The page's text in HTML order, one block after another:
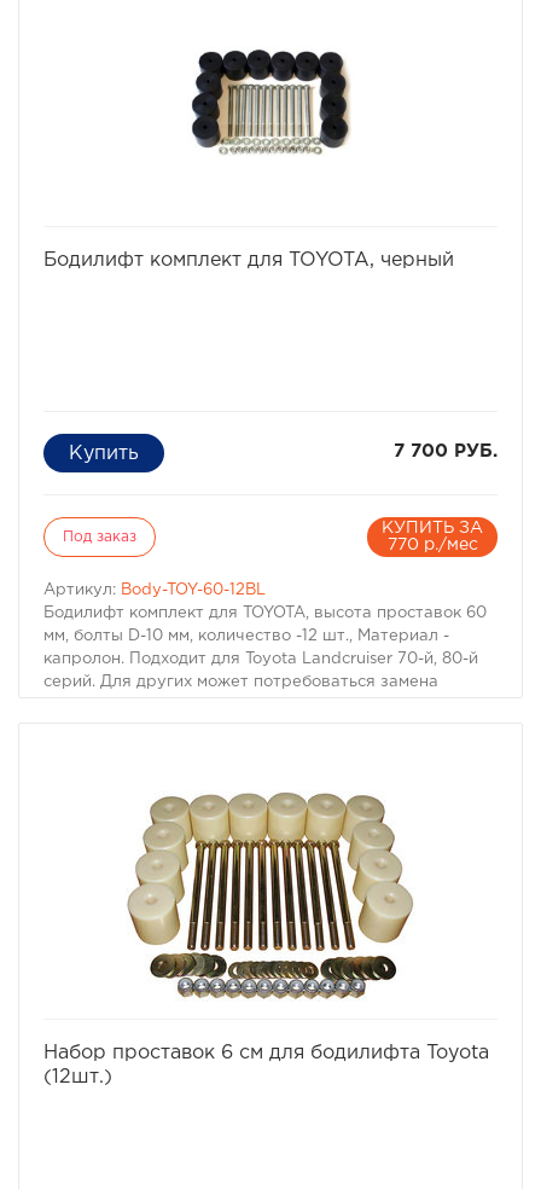
Бодилифт комплект для TOYOTA, черный
7 700 РУБ.
Под заказ
КУПИТЬ ЗА
770 р./мес
Артикул: Body-TOY-60-12BL
Бодилифт комплект для TOYOTA, высота проставок 60
мм, болты D-10 мм, количество -12 шт., Материал -
капролон. Подходит для Toyota Landcruiser 70-й, 80-й
серий. Для других может потребоваться замена
Набор проставок 6 см для бодилифта Toyota
(12шт.)